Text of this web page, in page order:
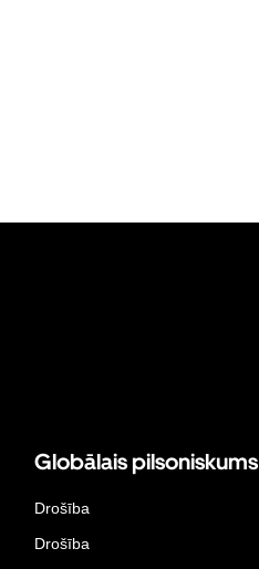
Globālais pilsoniskums
Drošība
Drošība